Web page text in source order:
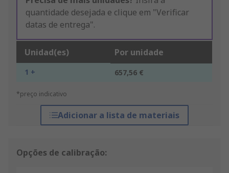
quantidade desejada e clique em "Verificar
datas de entrega".
Unidad(es) Por unidade
1 + 657,56 €
*preço indicativo
Adicionar a lista de materiais
Opções de calibração: